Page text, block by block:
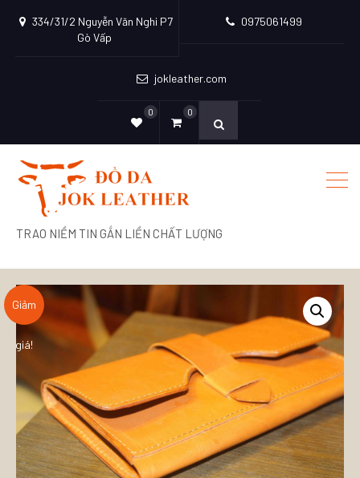
334/31/2 Nguyễn Văn Nghi P7
Gò Vấp
0975061499
jokleather.com
0 0
TRAO NIỀM TIN GẮN LIỀN CHẤT LƯỢNG
Giảm
giá!